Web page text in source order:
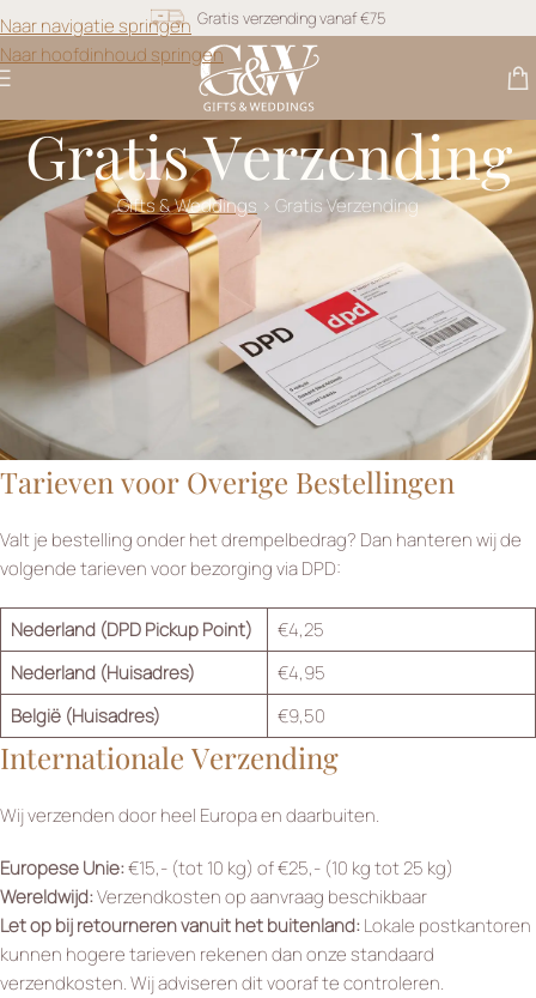
Naar navigatie springen
Naar hoofdinhoud springen
Gratis verzending vanaf €75
Snel geleverd
Gratis personalisatie
Gratis Verzending
Gifts & Weddings > Gratis Verzending
Wanneer Profiteer je van Kosteloze
Verzending?
Bij Gifts & Weddings bieden wij gratis verzending zodra je een
bepaald orderbedrag bereikt.
🇳🇱 Gratis verzending vanaf€75,-
🇧🇪België:Gratis verzending vanaf
Tarieven voor Overige Bestellingen
Valt je bestelling onder het drempelbedrag? Dan hanteren wij de
volgende tarieven voor bezorging via DPD:
Nederland (DPD Pickup Point)
€4,25
Nederland (Huisadres)
€4,95
België (Huisadres)
€9,50
Internationale Verzending
Wij verzenden door heel Europa en daarbuiten.
Europese Unie:€15,- (tot 10 kg) of €25,- (10 kg tot 25 kg)
Wereldwijd:Verzendkosten op aanvraag beschikbaar
Let op bij retourneren vanuit het buitenland:Lokale postkantoren
kunnen hogere tarieven rekenen dan onze standaard
verzendkosten. Wij adviseren dit vooraf te controleren.